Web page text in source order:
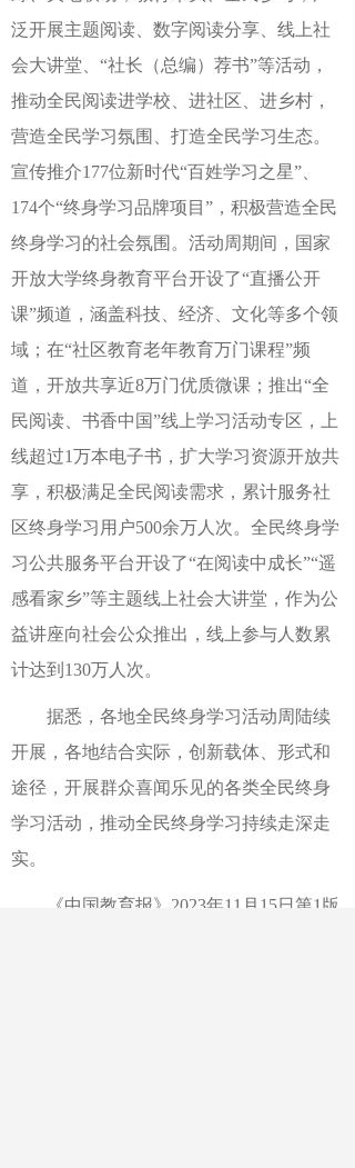
泛开展主题阅读、数字阅读分享、线上社
会大讲堂、“社长（总编）荐书”等活动，
推动全民阅读进学校、进社区、进乡村，
营造全民学习氛围、打造全民学习生态。
宣传推介177位新时代“百姓学习之星”、
174个“终身学习品牌项目”，积极营造全民
终身学习的社会氛围。活动周期间，国家
开放大学终身教育平台开设了“直播公开
课”频道，涵盖科技、经济、文化等多个领
域；在“社区教育老年教育万门课程”频
道，开放共享近8万门优质微课；推出“全
民阅读、书香中国”线上学习活动专区，上
线超过1万本电子书，扩大学习资源开放共
享，积极满足全民阅读需求，累计服务社
区终身学习用户500余万人次。全民终身学
习公共服务平台开设了“在阅读中成长”“遥
感看家乡”等主题线上社会大讲堂，作为公
益讲座向社会公众推出，线上参与人数累
计达到130万人次。
据悉，各地全民终身学习活动周陆续
开展，各地结合实际，创新载体、形式和
途径，开展群众喜闻乐见的各类全民终身
学习活动，推动全民终身学习持续走深走
实。
《中国教育报》2023年11月15日第1版